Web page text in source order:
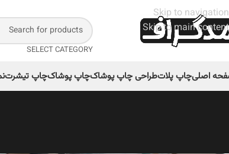
Skip to navigation
Skip to main content
SELECT CATEGORY
اصلیچاپ پلاتطراحی چاپ پوشاکچاپ پوشاکچاپ تیشرت